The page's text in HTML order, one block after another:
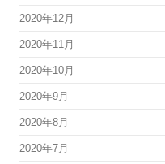
2020年12月
2020年11月
2020年10月
2020年9月
2020年8月
2020年7月